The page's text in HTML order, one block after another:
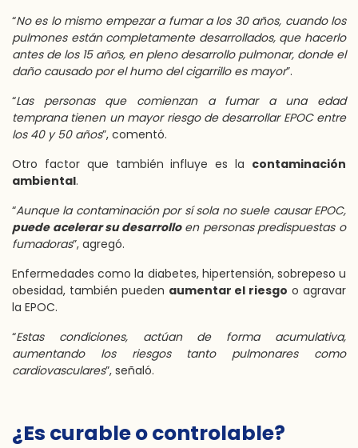
“No es lo mismo empezar a fumar a los 30 años, cuando los
pulmones están completamente desarrollados, que hacerlo
antes de los 15 años, en pleno desarrollo pulmonar, donde el
daño causado por el humo del cigarrillo es mayor”.
“Las personas que comienzan a fumar a una edad
temprana tienen un mayor riesgo de desarrollar EPOC entre
los 40 y 50 años”, comentó.
Otro factor que también influye es la contaminación
ambiental.
“Aunque la contaminación por sí sola no suele causar EPOC,
puede acelerar su desarrolloen personas predispuestas o
fumadoras”, agregó.
Enfermedades como la diabetes, hipertensión, sobrepeso u
obesidad, también pueden aumentar el riesgo o agravar
la EPOC.
“Estas condiciones, actúan de forma acumulativa,
aumentando los riesgos tanto pulmonares como
cardiovasculares”, señaló.
¿Es curable o controlable?